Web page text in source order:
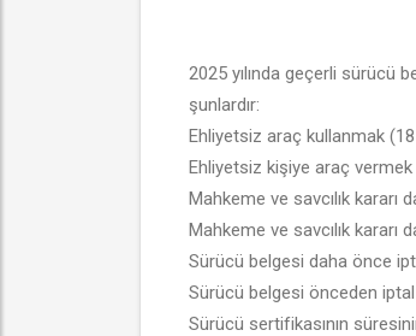
2025 yılında geçerli sürücü
şunlardır:
Ehliyetsiz araç kullanmak
Ehliyetsiz kişiye araç vermek
Mahkeme ve savcılık
Mahkeme ve savcılık
Sürücü belgesi daha önce
Sürücü belgesi önceden
Sürücü sertifikasının